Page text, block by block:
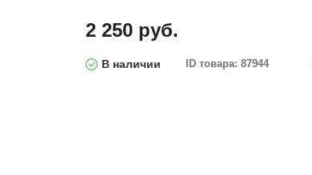
2 250 руб.
В наличии ID товара: 87944